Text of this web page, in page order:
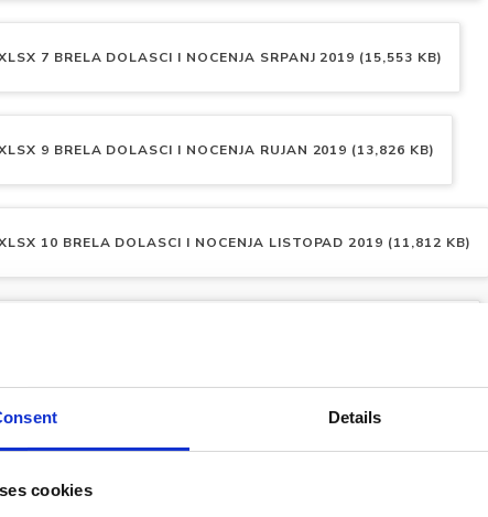
Details
cookies
7 BRELA DOLASCI I NOCENJA SRPANJ 2019 (15,553 KB)
9 BRELA DOLASCI I NOCENJA RUJAN 2019 (13,826 KB)
10 BRELA DOLASCI I NOCENJA LISTOPAD 2019 (11,812 KB)
12 BRELA DOLASCI I NOCENJA PROSINAC 2019 (11,922 KB)